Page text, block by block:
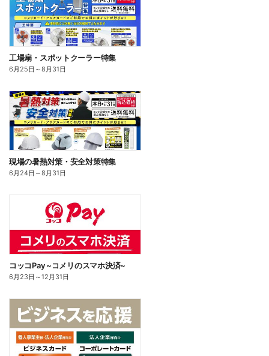
工場扇・スポットクーラー特集
6月25日 ～8月31日
現場の暑熱対策・安全対策特集
6月24日 ～8月31日
コッコPay ~コメリのスマホ決済~
6月23日 ～12月31日